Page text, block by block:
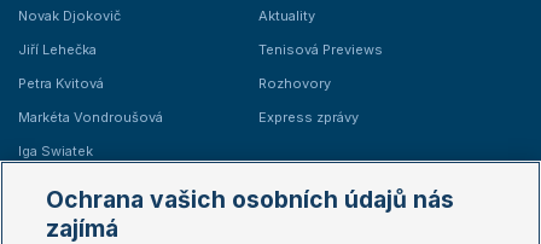
Novak Djokovič
Jiří Lehečka
Petra Kvitová
Markéta Vondroušová
Iga Swiatek
Aktuality
Tenisová Previews
Rozhovory
Express zprávy
Žebříčky
Ochrana vašich osobních údajů nás
zajímá